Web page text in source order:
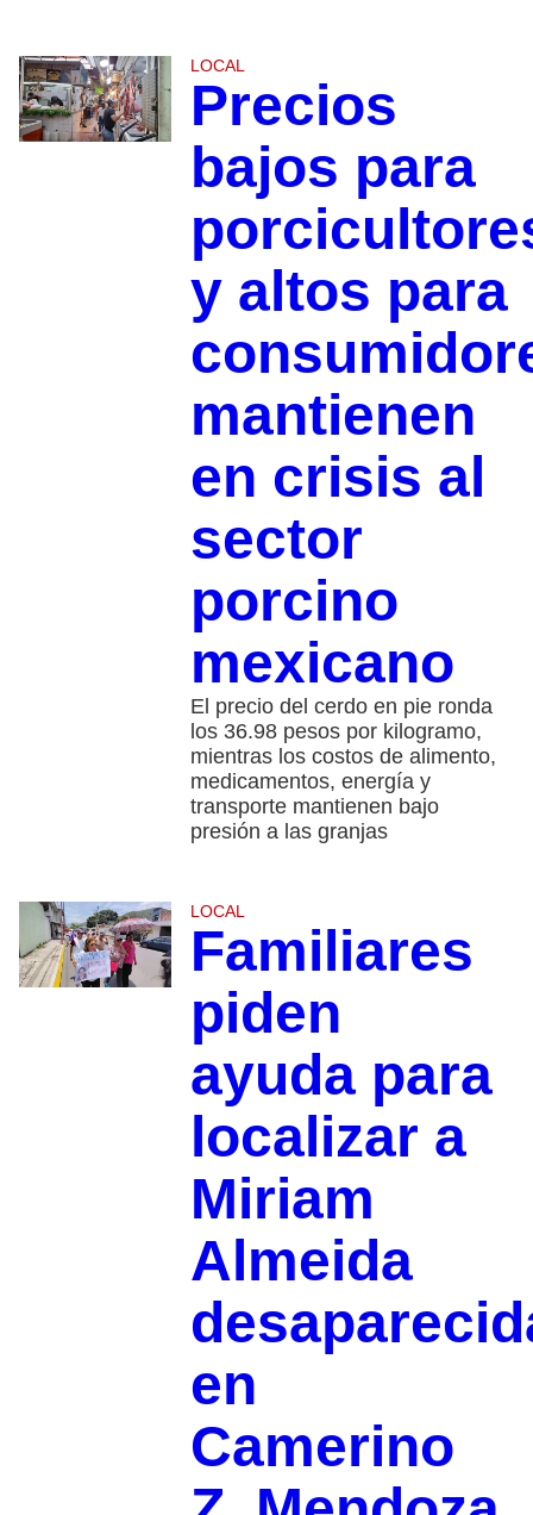
LOCAL
Precios
bajos para
y altos para
mantienen
en crisis al
sector
porcino
mexicano
El precio del cerdo en pie ronda
los 36.98 pesos por kilogramo,
mientras los costos de alimento,
medicamentos, energía y
transporte mantienen bajo
presión a las granjas
LOCAL
Familiares
piden
ayuda para
localizar a
Miriam
Almeida
en
Camerino